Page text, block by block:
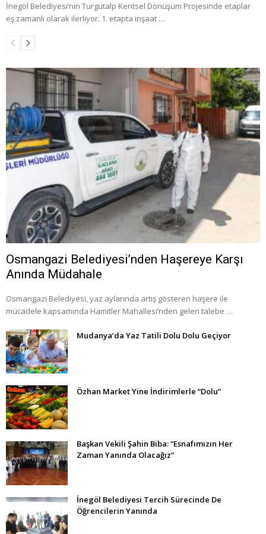
İnegöl Belediyesi’nin Turgutalp Kentsel Dönüşüm Projesinde etaplar
eş zamanlı olarak ilerliyor. 1. etapta inşaat …
Osmangazi Belediyesi’nden Haşereye Karşı
Anında Müdahale
Osmangazi Belediyesi, yaz aylarında artış gösteren haşere ile
mücadele kapsamında Hamitler Mahallesi’nden gelen talebe …
Mudanya’da Yaz Tatili Dolu Dolu Geçiyor
Özhan Market Yine İndirimlerle “Dolu”
Başkan Vekili Şahin Biba: “Esnafımızın Her
Zaman Yanında Olacağız”
İnegöl Belediyesi Tercih Sürecinde De
Öğrencilerin Yanında